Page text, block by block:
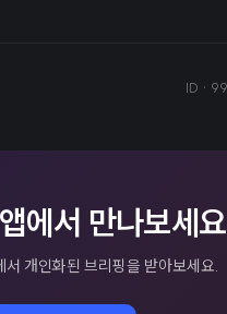
ID ·
에서 만나보세요
개인화된 브리핑을 받아보세요.